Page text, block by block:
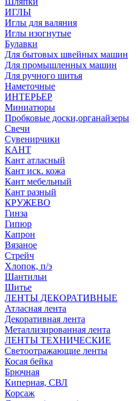
ИГЛЫ
Иглы для валяния
Иглы изогнутые
Булавки
Для бытовых швейных машин
Для промышленных машин
Для ручного шитья
Наметочные
ИНТЕРЬЕР
Миниатюры
Пробковые доски,органайзеры
Свечи
Сувенирчики
КАНТ
Кант атласный
Кант иск. кожа
Кант мебельный
Кант разный
КРУЖЕВО
Гинза
Гипюр
Капрон
Вязаное
Стрейч
Хлопок, п/э
Шантильи
Шитье
ЛЕНТЫ ДЕКОРАТИВНЫЕ
Атласная лента
Декоративная лента
Металлизированная лента
ЛЕНТЫ ТЕХНИЧЕСКИЕ
Светоотражающие ленты
Косая бейка
Брючная
Киперная, СВЛ
Корсаж